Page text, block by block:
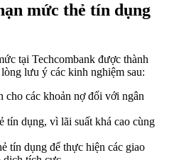
mức thẻ tín dụng
tại Techcombank được thành
lưu ý các kinh nghiệm sau:
cho các khoản nợ đối với ngân
tín dụng, vì lãi suất khá cao cùng
tín dụng để thực hiện các giao